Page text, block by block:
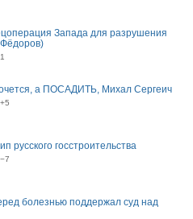
Запада для разрушения
а ПОСАДИТЬ, Михал Сергеич
+5
русского госстроительства
−7
болезнью поддержал суд над